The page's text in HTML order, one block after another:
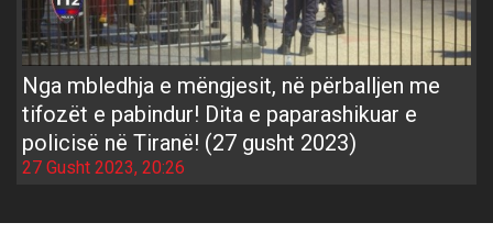
Nga mbledhja e mëngjesit, në përballjen me
tifozët e pabindur! Dita e paparashikuar e
policisë në Tiranë! (27 gusht 2023)
27 Gusht 2023, 20:26